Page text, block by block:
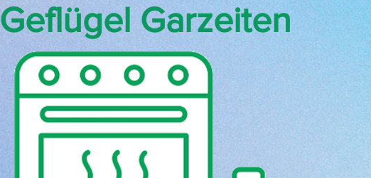
Geflügel Garzeiten